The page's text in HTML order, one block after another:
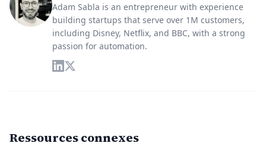
Adam Sabla is an entrepreneur with experience
building startups that serve over 1M customers,
including Disney, Netflix, and BBC, with a strong
passion for automation.
Ressources connexes